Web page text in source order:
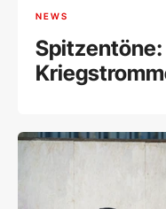
NEWS
Spitzentöne: